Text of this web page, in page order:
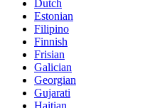
Dutch
Estonian
Filipino
Finnish
Frisian
Galician
Georgian
Gujarati
Haitian